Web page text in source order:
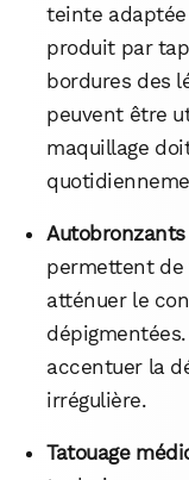
teinte
produit par
bordures des
peuvent être
maquillage
Autobronzants
permettent de
atténuer le
accentuer la
irrégulière.
Tatouage